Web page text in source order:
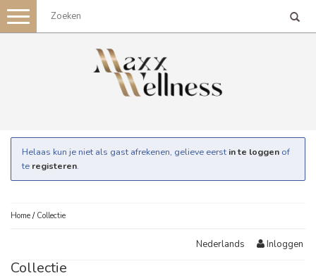
Toggle
navigation
Helaas kun je niet als gast afrekenen, gelieve eerst in te loggen of
te registeren.
Home / Collectie
Nederlands Inloggen
Collectie